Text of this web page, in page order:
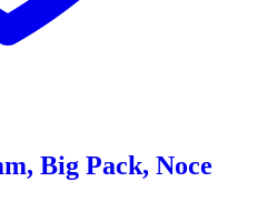
Big Pack, Noce